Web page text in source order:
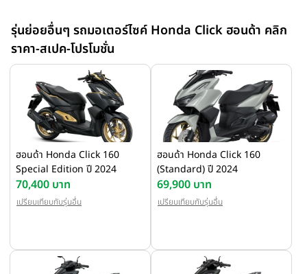
ช่วยหยุดรถได้อย่างมั่นใจ พร้อมราคาแนะนำที่ 70,400 บาท
รุ่นย่อยอื่นๆ รถมอเตอร์ไซค์ Honda Click ฮอนด้า คลิก
ราคา-สเปค-โปรโมชั่น
ฮอนด้า Honda Click 160
Special Edition ปี 2024
70,400 บาท
เปรียบเทียบกับรุ่นอื่น
ฮอนด้า Honda Click 160
(Standard) ปี 2024
69,900 บาท
เปรียบเทียบกับรุ่นอื่น